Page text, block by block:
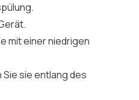
mit einer niedrigen
sie entlang des